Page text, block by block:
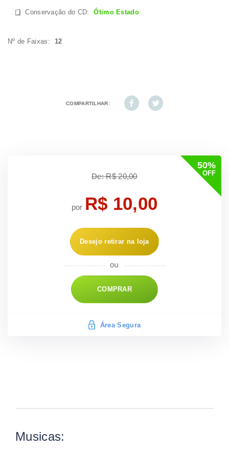
Conservação do CD:Ótimo Estado
Nº de Faixas: 12
COMPARTILHAR:
50%
OFF
De: R$ 20,00
por R$ 10,00
Desejo retirar na loja
COMPRAR
Área Segura
Musicas: